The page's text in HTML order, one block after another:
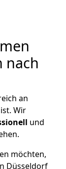
nach
an
Wir
und
möchten,
Düsseldorf